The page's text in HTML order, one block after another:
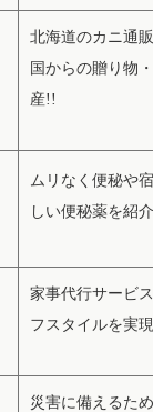
北海道のカニ通
国からの贈り物
産!!
ムリなく便秘や
しい便秘薬を紹介
家事代行サービ
フスタイルを実
災害に備えるた